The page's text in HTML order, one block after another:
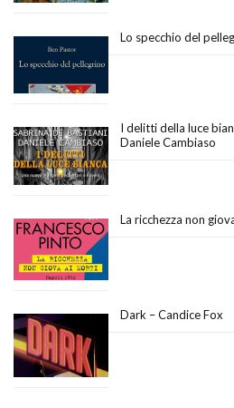
Lo specchio del
I delitti della luce
Daniele Cambiaso
La ricchezza non
Dark – Candice Fox